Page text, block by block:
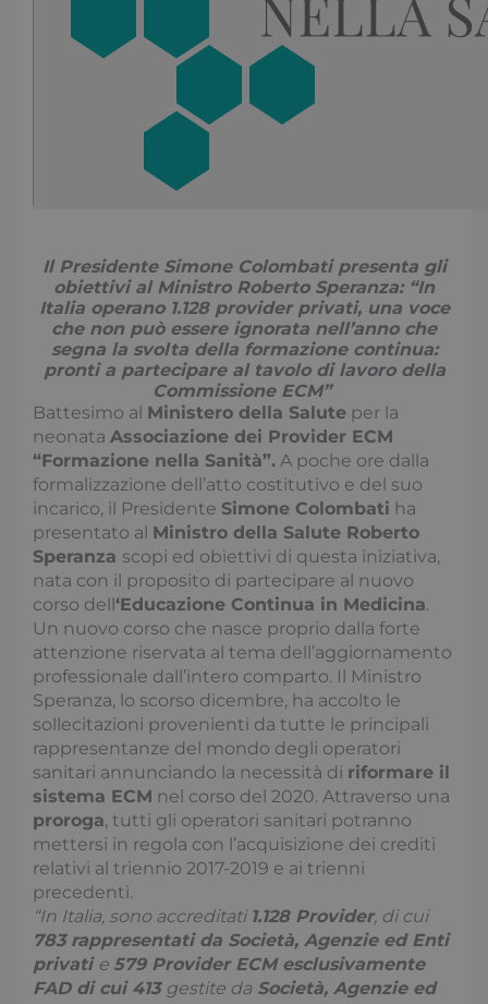
Il Presidente Simone Colombati presenta gli
obiettivi al Ministro Roberto Speranza: “In
Italia operano 1.128 provider privati, una voce
che non può essere ignorata nell’anno che
segna la svolta della formazione continua:
pronti a partecipare al tavolo di lavoro della
Commissione ECM”
Battesimo al Ministero della Salute per la
neonata Associazione dei Provider ECM
“Formazione nella Sanità”. A poche ore dalla
formalizzazione dell’atto costitutivo e del suo
incarico, il Presidente Simone Colombati ha
presentato al Ministro della Salute Roberto
Speranza scopi ed obiettivi di questa iniziativa,
nata con il proposito di partecipare al nuovo
corso dell‘Educazione Continua in Medicina.
Un nuovo corso che nasce proprio dalla forte
attenzione riservata al tema dell’aggiornamento
professionale dall’intero comparto. Il Ministro
Speranza, lo scorso dicembre, ha accolto le
sollecitazioni provenienti da tutte le principali
rappresentanze del mondo degli operatori
sanitari annunciando la necessità di riformare il
sistema ECM nel corso del 2020. Attraverso una
proroga, tutti gli operatori sanitari potranno
mettersi in regola con l’acquisizione dei crediti
relativi al triennio 2017-2019 e ai trienni
precedenti.
“In Italia, sono accreditati 1.128 Provider, di cui
783 rappresentati da Società, Agenzie ed Enti
privati e 579 Provider ECM esclusivamente
FAD di cui 413 gestite da Società, Agenzie ed